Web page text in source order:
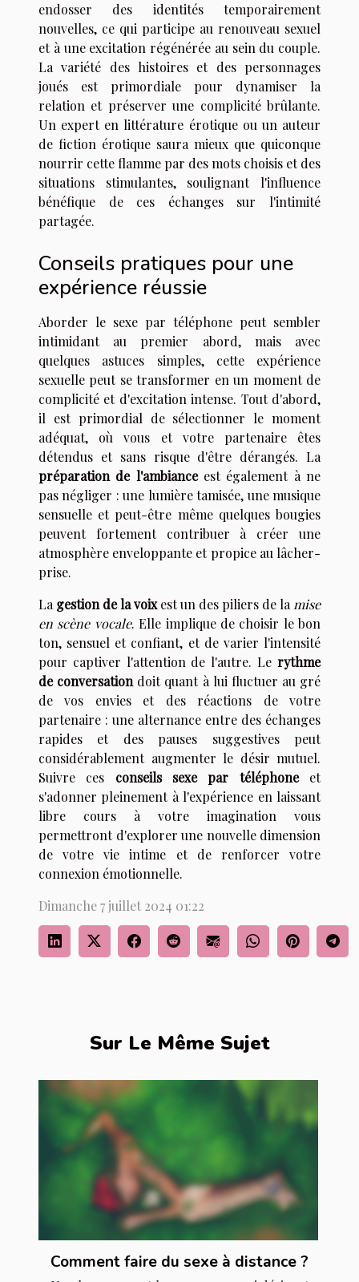
endosser des identités temporairement
nouvelles, ce qui participe au renouveau sexuel
et à une excitation régénérée au sein du couple.
La variété des histoires et des personnages
joués est primordiale pour dynamiser la
relation et préserver une complicité brûlante.
Un expert en littérature érotique ou un auteur
de fiction érotique saura mieux que quiconque
nourrir cette flamme par des mots choisis et des
situations stimulantes, soulignant l'influence
bénéfique de ces échanges sur l'intimité
partagée.
Conseils pratiques pour une
expérience réussie
Aborder le sexe par téléphone peut sembler
intimidant au premier abord, mais avec
quelques astuces simples, cette expérience
sexuelle peut se transformer en un moment de
complicité et d'excitation intense. Tout d'abord,
il est primordial de sélectionner le moment
adéquat, où vous et votre partenaire êtes
détendus et sans risque d'être dérangés. La
préparation de l'ambianceest également à ne
pas négliger : une lumière tamisée, une musique
sensuelle et peut-être même quelques bougies
peuvent fortement contribuer à créer une
atmosphère enveloppante et propice au lâcher-
prise.
La gestion de la voixest un des piliers de la mise
en scène vocale. Elle implique de choisir le bon
ton, sensuel et confiant, et de varier l'intensité
pour captiver l'attention de l'autre. Le rythme
de conversation doit quant à lui fluctuer au gré
de vos envies et des réactions de votre
partenaire : une alternance entre des échanges
rapides et des pauses suggestives peut
considérablement augmenter le désir mutuel.
Suivre ces conseils sexe par téléphoneet
s'adonner pleinement à l'expérience en laissant
libre cours à votre imagination vous
permettront d'explorer une nouvelle dimension
de votre vie intime et de renforcer votre
connexion émotionnelle.
Dimanche 7 juillet 2024 01:22
Sur Le Même Sujet
Comment faire du sexe à distance ?